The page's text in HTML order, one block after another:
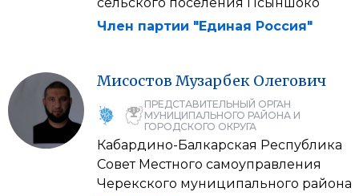
Член партии "Единая Россия"
Мисостов Музарбек Олегович
ПРЕДСТАВИТЕЛЬНЫЙ ОРГАН
МУНИЦИПАЛЬНОГО РАЙОНА И
ГОРОДСКОГО ОКРУГА
Кабардино-Балкарская Республика
Совет Местного самоуправления
Черекского муниципального района